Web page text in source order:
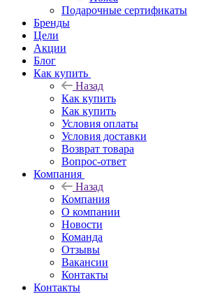
Подарочные сертификаты
Бренды
Цели
Акции
Блог
Как купить
Назад
Как купить
Как купить
Условия оплаты
Условия доставки
Возврат товара
Вопрос-ответ
Компания
Назад
Компания
О компании
Новости
Команда
Отзывы
Вакансии
Контакты
Контакты